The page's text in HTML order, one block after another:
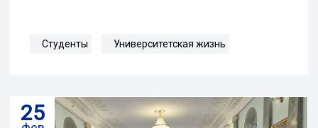
Студенты Университетская жизнь
25